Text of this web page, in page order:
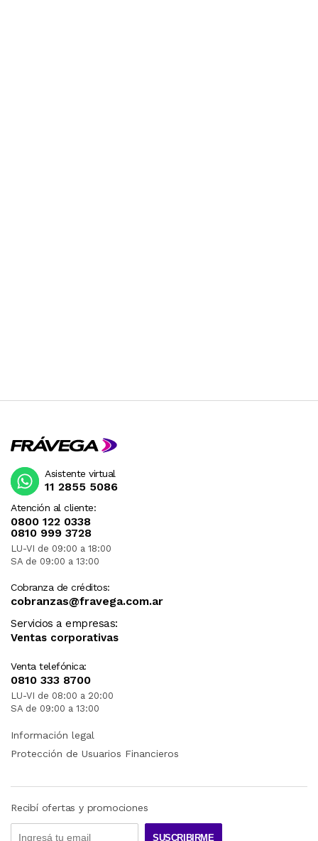
Atención al cliente:
0800 122 0338
0810 999 3728
LU-VI de 09:00 a 18:00
SA de 09:00 a 13:00
Cobranza de créditos:
cobranzas@fravega.com.ar
Servicios a empresas:
Ventas corporativas
Venta telefónica:
0810 333 8700
LU-VI de 08:00 a 20:00
SA de 09:00 a 13:00
Asistente virtual
11 2855 5086
Información legal
Protección de Usuarios Financieros
Recibí ofertas y promociones
SUSCRIBIRME